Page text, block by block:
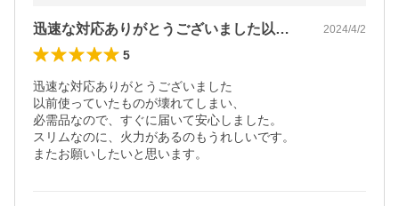
迅速な対応ありがとうございました以前使… 2024/4/2
5
迅速な対応ありがとうございました
以前使っていたものが壊れてしまい、
必需品なので、すぐに届いて安心しました。
スリムなのに、火力があるのもうれしいです。
またお願いしたいと思います。